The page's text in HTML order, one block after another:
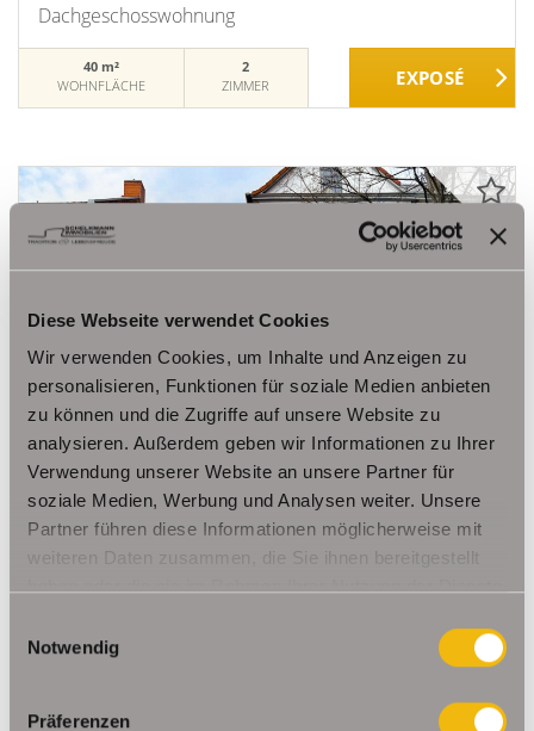
Diese Webseite verwendet Cookies
Wir verwenden Cookies, um Inhalte und Anzeigen zu
personalisieren, Funktionen für soziale Medien anbieten
zu können und die Zugriffe auf unsere Website zu
analysieren. Außerdem geben wir Informationen zu Ihrer
Verwendung unserer Website an unsere Partner für
soziale Medien, Werbung und Analysen weiter. Unsere
Partner führen diese Informationen möglicherweise mit
weiteren Daten zusammen, die Sie ihnen bereitgestellt
Notwendig
Präferenzen
Dachgeschosswohnung
40 m²
WOHNFLÄCHE
2
ZIMMER
Erfurt
Familienfreundliche Maisonettewohnung mit
Balkon & EBK in der Krämpfervorstadt
Maisonettewohnung
112,36 m²
4